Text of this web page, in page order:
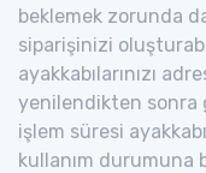
beklemek zorunda
siparişinizi
ayakkabılarınızı
yenilendikten sonra
işlem süresi
kullanım durumuna